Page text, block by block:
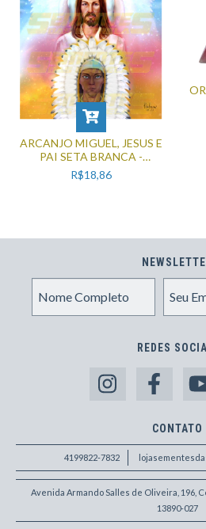
ARCANJO MIGUEL, JESUS E
PAI SETA BRANCA -
IMPRESSÃO FOTOGRÁFICA
R$18,86
REDES
CONTATO
4199822-7832
Avenida Armando Salles de Oliveira, 196,
13890-027